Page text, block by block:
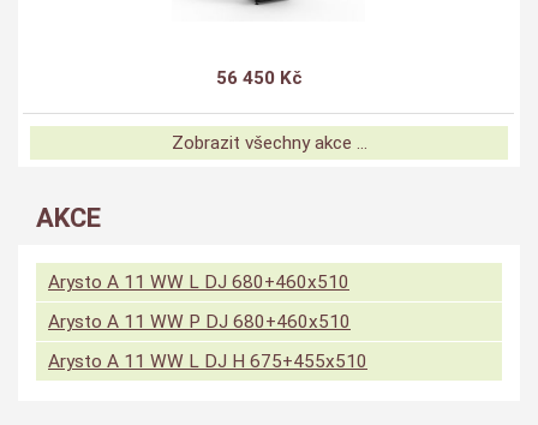
56 450 Kč
Zobrazit všechny akce ...
AKCE
Arysto A 11 WW L DJ 680+460x510
Arysto A 11 WW P DJ 680+460x510
Arysto A 11 WW L DJ H 675+455x510